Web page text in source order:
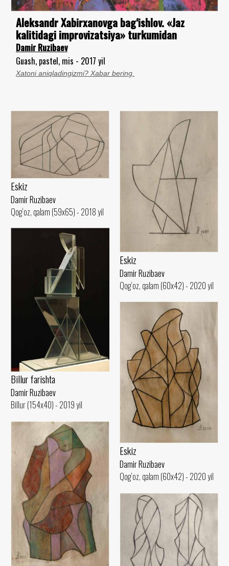
Aleksandr Xabirxanovga bag‘ishlov. «Jaz
kalitidagi improvizatsiya» turkumidan
Damir Ruzibaev
Guash, pastel, mis - 2017 yil
Xatoni aniqladingizmi? Xabar bering.
Eskiz
Damir Ruzibaev
Qog‘oz, qalam (59x65) - 2018 yil
Eskiz
Damir Ruzibaev
Qog‘oz, qalam (60x42) - 2020 yil
Billur farishta
Damir Ruzibaev
Billur (154x40) - 2019 yil
Eskiz
Damir Ruzibaev
Qog‘oz, qalam (60x42) - 2020 yil